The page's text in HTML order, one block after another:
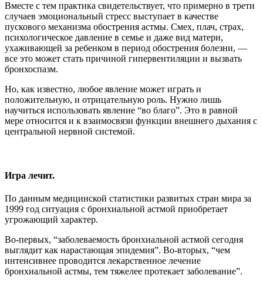
Вместе с тем практика свидетельствует, что примерно в трети
случаев эмоциональный стресс выступает в качестве
пускового механизма обострения астмы. Смех, плач, страх,
психологическое давление в семье и даже вид матери,
ухаживающей за ребенком в период обострения болезни, —
все это может стать причиной гипервентиляции и вызвать
бронхоспазм.
Но, как известно, любое явление может играть и
положительную, и отрицательную роль. Нужно лишь
научиться использовать явление “во благо”. Это в равной
мере относится и к взаимосвязи функции внешнего дыхания с
центральной нервной системой.
Игра лечит.
По данным медицинской статистики развитых стран мира за
1999 год ситуация с бронхиальной астмой приобретает
угрожающий характер.
Во-первых, “заболеваемость бронхиальной астмой сегодня
выглядит как нарастающая эпидемия”. Во-вторых, “чем
интенсивнее проводится лекарственное лечение
бронхиальной астмы, тем тяжелее протекает заболевание”.